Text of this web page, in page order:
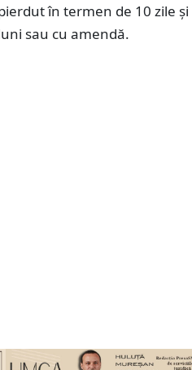
în termen de 10 zile și
sau cu amendă.